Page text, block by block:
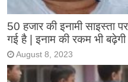
50 हजार की इनामी साइस्ता
गई है | इनाम की रकम भी
August 8, 2023